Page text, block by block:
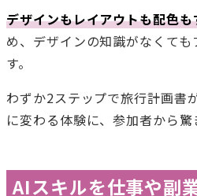
デザインもレイアウトも配色
め、デザインの知識がなくて
す。
わずか2ステップで旅行計画書
に変わる体験に、参加者から驚
AIスキルを仕事や副